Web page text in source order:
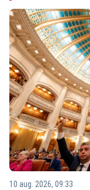
10 aug. 2026, 09:33